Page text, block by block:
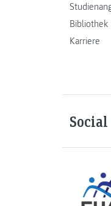
Bibliothek
Karriere